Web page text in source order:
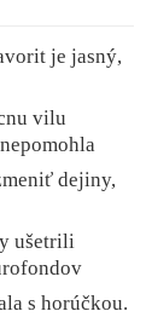
je jasný,
vilu
dejiny,
ušetrili
s horúčkou.